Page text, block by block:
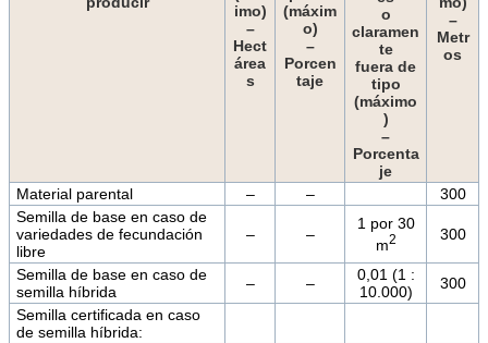
imo)
–
Hect
área
s
(máxim
o)
–
Porcen
taje
–
Metr
os
o
claramen
te
fuera de
tipo
(máximo
)
–
Porcenta
je
Material parental
– –
300
Semilla de base en caso de
variedades de fecundación
libre
– –
1 por 30
m2 300
Semilla de base en caso de
semilla híbrida
– –
0,01 (1 :
10.000)
300
Semilla certificada en caso
de semilla híbrida: